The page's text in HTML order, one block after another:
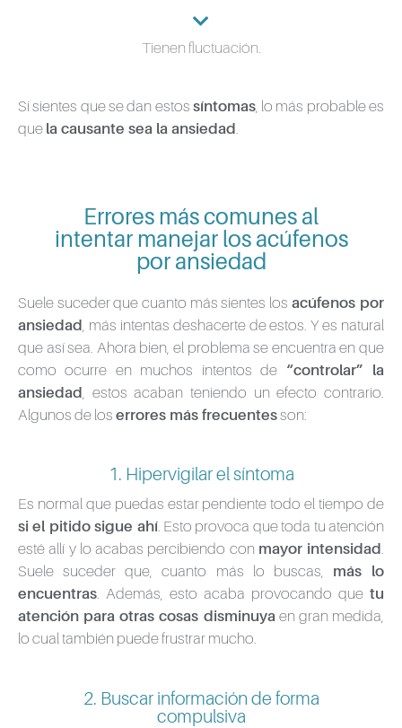
Tienen fluctuación.
Si sientes que se dan estos síntomas, lo más probable es
que la causante sea la ansiedad
Errores más comunes al
intentar manejar los acúfenos
por ansiedad
Suele suceder que cuanto más sientes los acúfenos por
ansiedad, más intentas deshacerte de estos. Y es natural
que así sea. Ahora bien, el problema se encuentra en que
como ocurre en muchos intentos de “controlar” la
ansiedad, estos acaban teniendo un efecto contrario.
Algunos de los errores más frecuentesson:
1. Hipervigilar el síntoma
Es normal que puedas estar pendiente todo el tiempo de
si el pitido sigue ahí. Esto provoca que toda tu atención
esté allí y lo acabas percibiendo con mayor intensidad.
Suele suceder que, cuanto más lo buscas, más lo
encuentras. Además, esto acaba provocando que tu
atención para otras cosas disminuyaen gran medida,
lo cual también puede frustrar mucho.
2. Buscar información de forma
compulsiva